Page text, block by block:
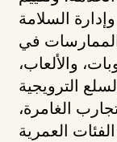
السلامة
في
والألعاب،
الترويجية
الغامرة،
العمرية